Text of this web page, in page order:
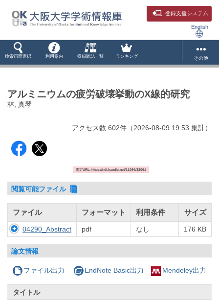
登録支援システム
English
検索画面選択 利用案内 収録雑誌一覧 ランキング その他
アルミニウムの疲労破壊挙動のX線的研究
林, 真琴
アクセス数:602件 （2026-08-09 19:53 集計）
固定URL: https://hdl.handle.net/11094/32061
閲覧可能ファイル
ファイル フォーマット 利用条件 サイズ
04290_Abstract pdf なし 176 KB
論文情報
ファイル出力 EndNote Basic出力 Mendeley出力
タイトル